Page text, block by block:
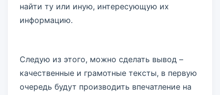
найти ту или иную, интересующую их
информацию.
Следую из этого, можно сделать вывод –
качественные и грамотные тексты, в первую
очередь будут производить впечатление на